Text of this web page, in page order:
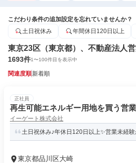
こだわり条件の追加設定を忘れていませんか？
土日祝休み
年間休日120日以上
東京23区（東京都）、不動産法人
1693件1〜100件目を表示中
関連度順新着順
正社員
再生可能エネルギー用地を買う営業
イーゲート株式会社
土日祝休み♪年休日120日以上✨営業未経験
東京都品川区大崎